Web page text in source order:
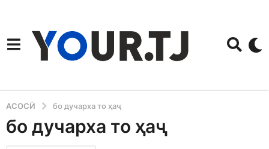
АСОСӢ бо дучарха то ҳаҷ
бо дучарха то ҳаҷ